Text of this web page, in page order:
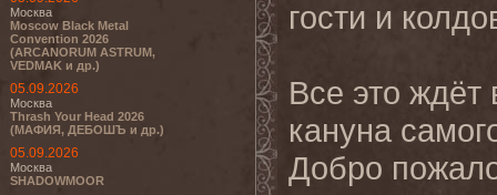
Москва
Moscow Black Metal
Convention 2026
(ARCANORUM ASTRUM,
VEDMAK и др.)
05.09.2026
Москва
Thrash Your Head 2026
(МАФИЯ, ДЕБОШЪ и др.)
05.09.2026
Москва
SHADOWMOOR
гости и
Все это ждёт
кануна
Добро